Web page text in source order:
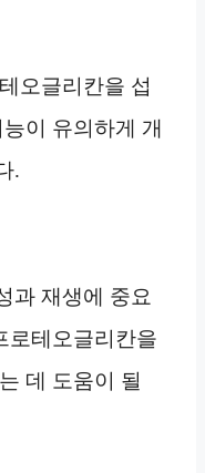
오글리칸을 섭
이 유의하게 개
.
과 재생에 중요
로테오글리칸을
데 도움이 될